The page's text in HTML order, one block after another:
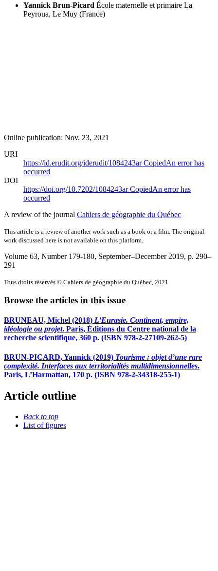
Yannick Brun-Picard École maternelle et primaire La
Peyroua, Le Muy (France)
Online publication: Nov. 23, 2021
URI
https://id.erudit.org/iderudit/1084243arCopiedAn error has
occurred
DOI
https://doi.org/10.7202/1084243arCopiedAn error has
occurred
A review of the journal Cahiers de géographie du Québec
This article is a review of another work such as a book or a film. The original
work discussed here is not available on this platform.
Volume 63, Number 179-180, September–December 2019, p. 290–
291
Tous droits réservés © Cahiers de géographie du Québec, 2021
Browse the articles in this issue
BRUNEAU, Michel (2018) L’Eurasie. Continent, empire,
idéologie ou projet. Paris, Éditions du Centre national de la
recherche scientifique, 360 p. (ISBN 978-2-27109-262-5)
BRUN-PICARD, Yannick (2019) Tourisme : objet d’une rare
complexité. Interfaces aux territorialités multidimensionnelles.
Paris, L’Harmattan, 170 p. (ISBN 978-2-34318-255-1)
Article outline
Back to top
List of figures